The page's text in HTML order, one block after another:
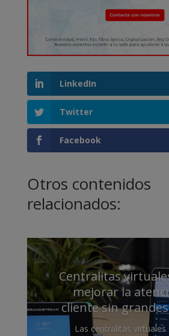
LinkedIn
Twitter
Facebook
Otros contenidos
relacionados:
Centralitas
mejorar la
cliente sin
Las centralitas virtuales